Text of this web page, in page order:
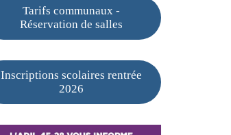
Tarifs communaux -
Réservation de salles
Inscriptions scolaires rentrée
2026